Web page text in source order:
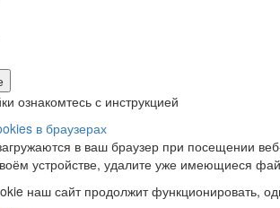
ознакомтесь с инструкцией
в браузерах
в ваш браузер при посещении
устройстве, удалите уже имеющиеся
наш сайт продолжит функционировать,